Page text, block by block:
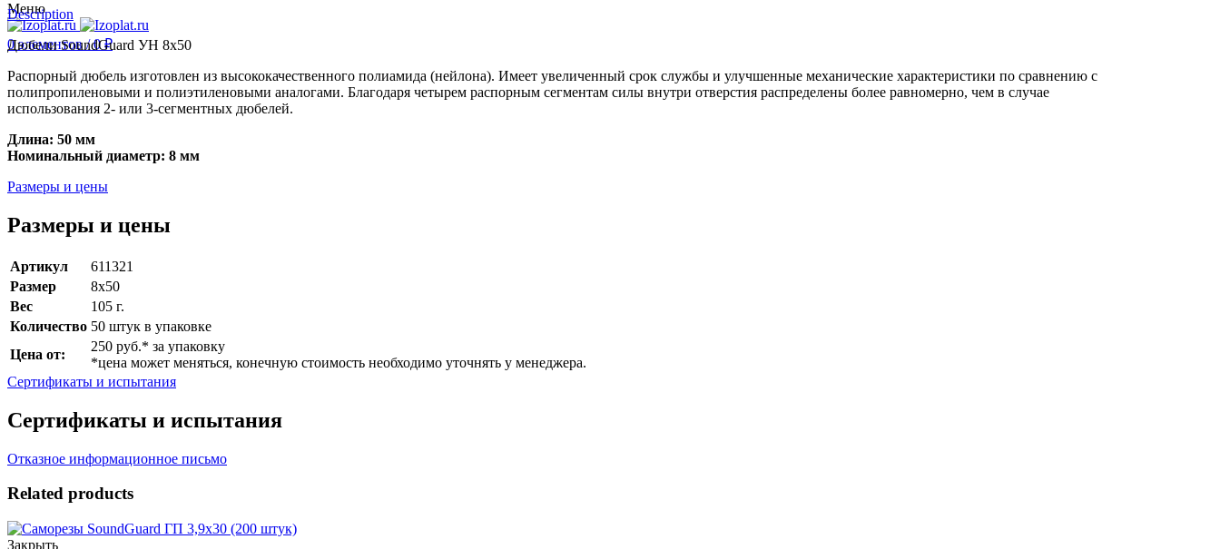
Меню
0элементов / 0₽
Description
Дюбели SoundGuard УН 8х50
Распорный дюбель изготовлен из высококачественного полиамида (нейлона). Имеет увеличенный срок службы и улучшенные механические характеристики по сравнению с
полипропиленовыми и полиэтиленовыми аналогами. Благодаря четырем распорным сегментам силы внутри отверстия распределены более равномерно, чем в случае
использования 2- или 3-сегментных дюбелей.
Длина: 50 мм
Номинальный диаметр: 8 мм
Размеры и цены
Размеры и цены
Артикул
611321
Размер
8х50
Вес
105 г.
Количество 50 штук в упаковке
Цена от:
250 руб.* за упаковку
*цена может меняться, конечную стоимость необходимо уточнять у менеджера.
Сертификаты и испытания
Сертификаты и испытания
Отказное информационное письмо
Related products
Закрыть